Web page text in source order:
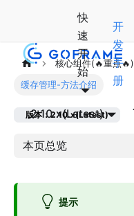
快
速
开
始
开
发
手
册
2.10.x(Latest)
核心组件(🔥重点🔥)
缓存管理-方法介绍
版本：2.10.x(Latest)
本页总览
提示